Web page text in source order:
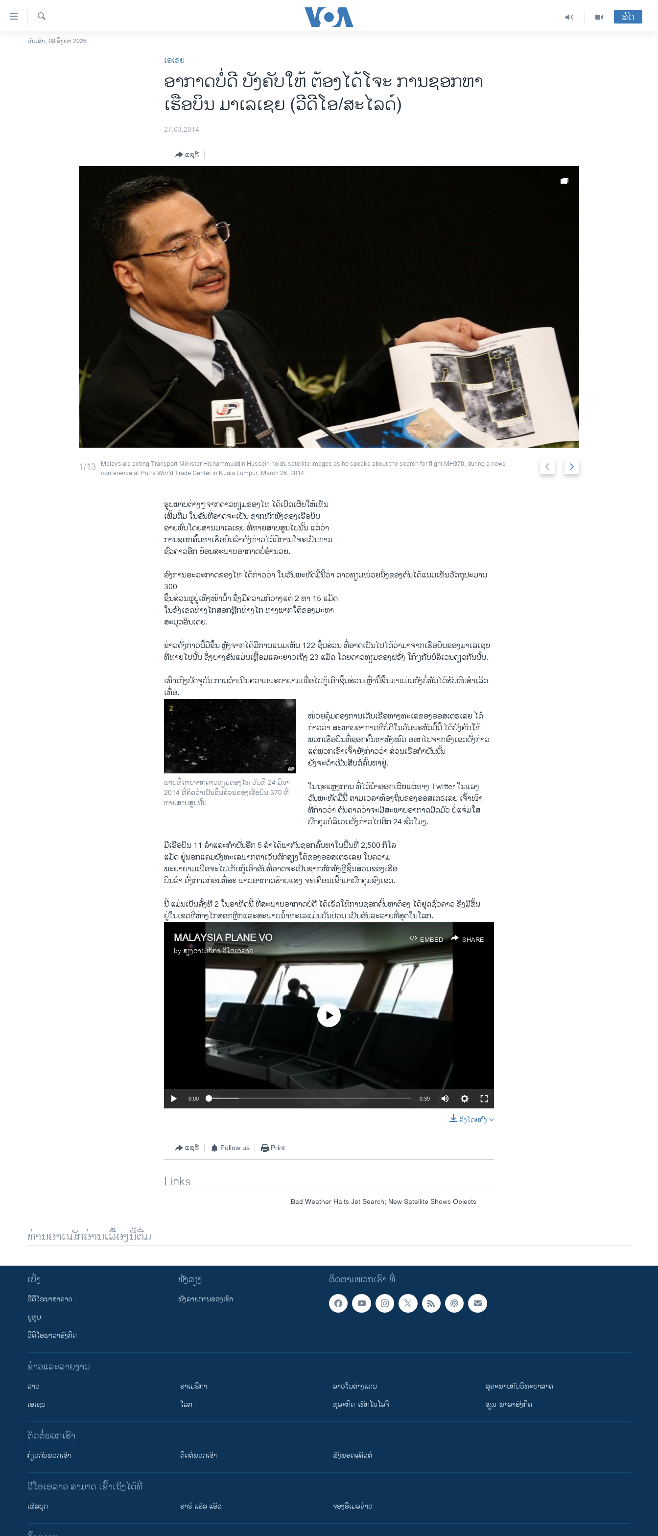
ລິ້ງ
ສຳຫລັບ
ໂຮມເພຈ
ຄົ້ນຫາ
ສົດ
ວັນເສົາ, 08 ສິງຫາ 2026
ເອເຊຍ
ອາກາດບໍ່ດີ ບັງຄັບໃຫ້ ຕ້ອງໄດ້ໂຈະ ການຊອກຫາ
ເຮືອບິນ ມາເລເຊຍ (ວີດີໂອ/ສະໄລດ໌)
27,03,2014
ແຊຣ໌
1/13 Malaysia's acting Transport Minister Hishammuddin Hussein holds satellite images as he speaks about the search for flight MH370, during a news
conference at Putra World Trade Center in Kuala Lumpur, March 26, 2014.
Previous
slide
Next
slide
ຮູບ​ພາບ​ຕ່າງ​ໆຈາກດາວທຽມຂອງ​ໄທ ໄດ້​ເປີ​ດເຜີຍໃຫ້ເຫັນ
ເພີ້ມຕື່ມ ໃນອັນທີ່ອາດຈະເປັນ ຊາກ​ຫັກ​ພັງຂອງ​ເຮືອບິນ​
ອາຍພົ່ນໂດຍສານມາ​ເລ​ເຊຍ ທີ່​ຫາຍ​ສາບ​ສູນ​ໄປນັ້ນ ແຕ່​ວ່າ
ການ​ຊອກ​ຄົ້ນ​ຫາ​ເຮືອບິນ​ລຳ​ດັ່ງ​ກ່າວໄດ້​ມີການໂຈະເປັນການ
ຊົ່ວຄາວອີກ ຍ້ອນ​ສະພາບ​ອາກາດ​ບໍ່​ອຳນວຍ.
ອົງການອະວະກາ​ດຂອງໄທ ​ໄດ້​ກ່າວ​ວ່າ ​ໃນວັນ​ພະຫັດມື້​ນີ້ວ່າ ດາວທຽມໜ່ວຍນຶ່ງຂອງຕົນໄດ້​ແນມເຫັນວັດຖຸ​ປະມານ
300
ຊິ້ນສ່ວນຟູຢູ່​ເທິງ​ໜ້າ​ນ້ຳ ຊຶ່ງ​ມີ​ຄວາມ​ກ້ວາງ​ແຕ່ 2 ຫາ 15 ແມັດ
​ໃນ​ຂົງ​ເຂດ​ຫ່າງ​ໄກ​ສອກຫຼີກຫ່າງໄກ ​ທາງ​ພາກໃຕ້​ຂອງ​ມະຫາ
​ສະ​ມຸດອິນ​ເດຍ.
ຂ່າວ​ດັ່ງກ່າວ​ນີ້​ມີ​ຂຶ້ນ ຫຼັງຈາກໄດ້ມີການແນມເຫັນ 122 ​ຊິ້ນສ່ວນ ທີ່​ອາດ​ເປັນ​ໄປ​ໄ​ດ້ວ່າ​ມາຈາກເຮືອບິນຂອງມາເລເຊຍ
ທີ່ຫາຍໄປນັ້ນ ຊຶ່ງ​ບາງ​ອັນ​ແມ່ນ​ເຫຼື້ອມ​ແລະ​ຍາວ​ເຖິງ 23 ​ແມັດ ໂດຍດາວທຽມຂອງຝຣັ່ງ​ ໃກ້ໆ​ກັບບໍລິເວນດຽວ​ກັນນັ້ນ.
​ເທົ່າເຖິງປັດຈຸບັນ ການດຳເນີນຄວາມ​ພະຍາຍາມ​ເພື່ອໄປກູ້ເອົາຊິ້ນສ່ວນເຫຼົ່ານີ້ຂຶ້ນມາ​ແມ່ນຍັງບໍ່ທັນ​ໄດ້​ຮັບຜົນສຳ​ເລັດ
ເທື່ອ.
ພາບທີ່ຖ່າຍຈາກດາວທຽມຂອງໄທ ວັນທີ 24 ມີນາ
2014 ທີ່ຄິດວ່າເປັນຊິ້ນສ່ວນຂອງເຮືອບິນ 370 ທີ່
ຫາຍສາບສູນນັ້ນ
ໜ່ວຍຄຸ້ມຄອງການເດີນ​ເຮືອທາງທະເລຂອງອອສ​ເຕຣ​ເລຍ ໄດ້
ກ່າວວ່າ ​ສະພາບ​ອາກາດ​ທີ່ບໍ່ດີໃນ​ວັນ​ພະຫັດມື້ນີ້ ​ໄດ້​ບັງຄັບ​ໃຫ້​
ພວກ​ເຮືອບິນ​ທີ່​ຊອກ​ຄົ້ນ​ຫາ​ທັງໝົດ ອອກໄປ​ຈາກ​ຂົງ​ເຂດດັ່ງກ່າວ ​
ແຕ່​ພວກ​ເຂົາ​ເຈົ້າ​ຍັງກ່າວ​ວ່າ ສ່ວນ​ເຮື​ອກຳປັ່ນ​ນັ້ນ
ຍັງ​ຈະ​ດຳ​ເນີນ​ສືບ​ຕໍ່​ຄົ້ນ​ຫາ​ຢູ່.
ໃນຖະແຫຼງການ ​ທີ່​ໄດ້​ນຳອອກ​ເຜີຍ​ແຜ່​ທາງ​ Twitter ​ໃນ​ແລງ
ວັນ​ພະຫັດມື້ນີ້ ຕາມ​ເວລາ​ທ້ອງ​ຖິ່ນ​ຂອງອອສ​ເຕຣ​ເລຍ ​ເຈົ້າ​ໜ້າ
​ທີ່​ກ່າວ​ວ່າ ຕົນຄາດວ່າຈະມີສະພາບ​ອາກາດ​ມືດ​ມົວ ບໍ່​ແຈ່ມ​ໃສ
ປົກ​ຄຸມ​ບໍລິເວນດັ່ງກ່າວໄປ​ອີກ 24 ຊົ່ວ​ໂມງ.
​ມີ​ເຮືອບິນ 11 ລຳ​ແລະ​ກຳ​ປັ່ນ​ອີກ 5 ລຳ​ໄດ້​ພາກັນ​ຊອກ​ຄົ້ນ​ຫາ​ໃນ​ພື້ນ​ທີ່ 2,500 ກິໂລ
ແມັດ ​ຢູ່ນອກແຄມຝັ່ງທະ​ເລ​ພາກ​ຕາ​ເວັນຕົກ​ສຽງ​ໃຕ້ຂອງອອສ​ເຕຣ​ເລຍ ​ໃນ​ຄວາມ
ພະຍາຍາມ​ເພື່ອ​ຈະໄປເກັບກູ້ເອົາອັນທີ່ອາດຈະເປັນຊາກ​ຫັກພັງ​ຫຼື​ຊິ້ນສ່ວນ​ຂອງ​ເຮື​ອ
ບິນລຳ​ ດັ່ງກ່າວ​ກ່ອນ​ທີ່ສະ ພາບ​ອາກາດ​ຮ້າຍແຮງ ຈະ​ເຄື່ອນເຂົ້າ​ມາ​ປົກ​ຄຸມ​ຂົງ​ເຂດ.
ນີ້ ​ແມ່ນ​ເປັນ​ຄັ້ງ​ທີ 2 ​ໃນ​ອາທິດ​ນີ້ ທີ່​ສະພາບ​ອາກາດ​ບໍ່ດີ ໄດ້ເຮັດ​ໃຫ້ການ​ຊອກ​ຄົ້ນ​ຫາຕ້ອງ ໄດ້ຢຸດຊົ່ວຄາວ ຊຶ່ງ​ມີຂຶ້ນ
ຢູ່ໃນເຂດ​ທີ່ຫ່າງ​ໄກ​ສອກຫຼີກແລ​ະສະພາບ​ນ້ຳທະເລ​ແມ່ນ​ປັ່ນປ່ວນ ເປັນອັນ​ລະລາຍ​ທີ່​ສຸດ​ໃນ​ໂລກ.
EMBED SHARE
MALAYSIA PLANE VO
by ສຽງອາເມຣິກາ ວີໂອເອລາວ
SHARE
No media source currently available
0:00 0:39
ລິງໂດຍກົງ
ແຊຣ໌ Follow us Print
Links
Bad Weather Halts Jet Search; New Satellite Shows Objects
ທ່ານອາດມັກອ່ານເລື້ອງນີ້ຕື່ມ
ຕິດຕາມພວກເຮົາ ທີ່
ເບິ່ງ
ວີດີໂອພາສາລາວ
ຢູທູບ
ວີດີໂອພາສາອັງກິດ
ຟັງສຽງ
ຟັງລາຍການຂອງເຮົາ
ຂ່າວແລະລາຍງານ
ລາວ
ເອເຊຍ
ອາເມຣິກາ
ໂລກ
ລາວໃນຕ່າງແດນ
ທຸລະກິດ-ເທັກໂນໂລຈີ
ສຸຂະພາບກັບວິທະຍາສາດ
ຮຽນ-ພາສາອັງກິດ
ຕິດຕໍ່ພວກເຮົາ
ກ່ຽວກັບພວກເຮົາ ຕິດຕໍ່ພວກເຮົາ ຟັງພອດແຄັສຕ໌
ວີໂອເອລາວ ສາມາດ ເຂົ້າເຖິງໄດ້ທີ່
ເຟັສບຸກ ອາຣ໌ ແອັສ ແອັສ ຈອງອີເມລຂ່າວ